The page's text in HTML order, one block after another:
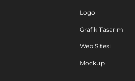
Logo
Grafik Tasarım
Web Sitesi
Mockup